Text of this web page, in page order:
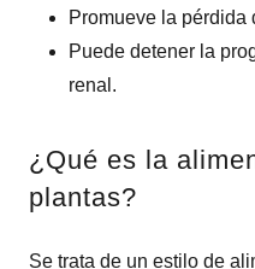
Promueve la pérdida
Puede detener la
renal.
¿Qué es la
plantas?
Se trata de un estilo de